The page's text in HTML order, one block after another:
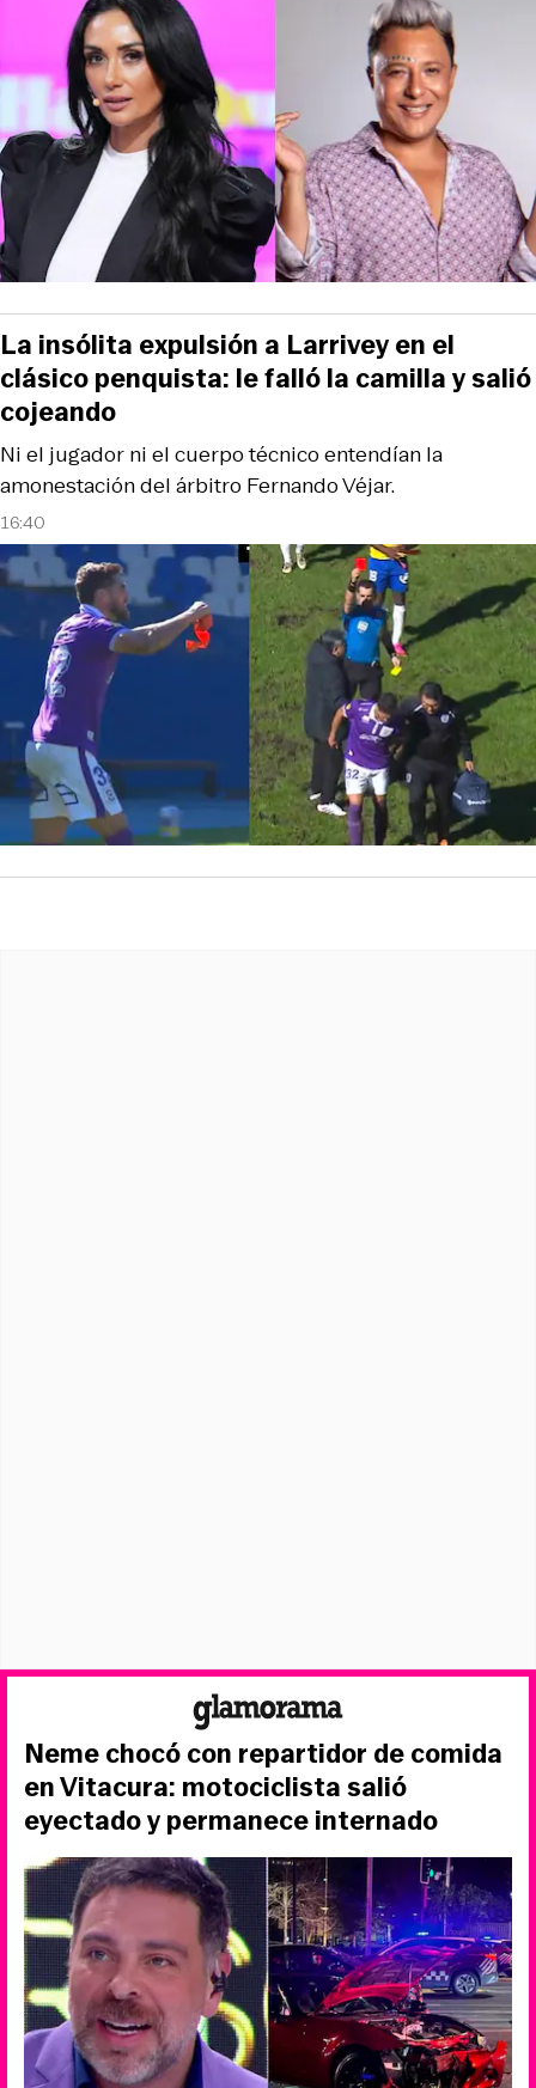
16:40
Ni el jugador ni el cuerpo técnico entendían la
amonestación del árbitro Fernando Véjar.
La insólita expulsión a Larrivey en el
clásico penquista: le falló la camilla y salió
cojeando
Neme chocó con repartidor de comida
en Vitacura: motociclista salió
eyectado y permanece internado